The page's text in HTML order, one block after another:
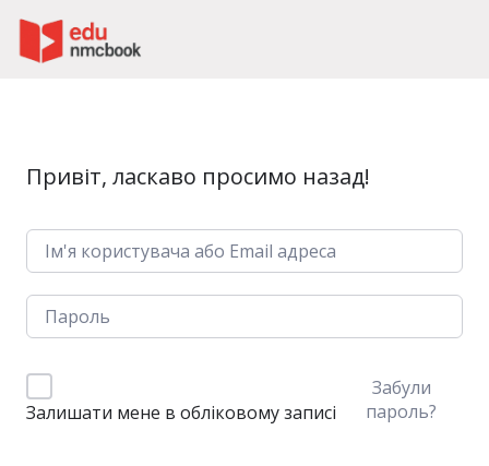
Привіт, ласкаво просимо назад!
Залишати мене в обліковому записі
Забули
пароль?